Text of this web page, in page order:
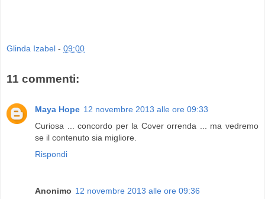
Glinda Izabel - 09:00
11 commenti:
Maya Hope 12 novembre 2013 alle ore 09:33
Curiosa ... concordo per la Cover orrenda ... ma vedremo
se il contenuto sia migliore.
Rispondi
Anonimo 12 novembre 2013 alle ore 09:36